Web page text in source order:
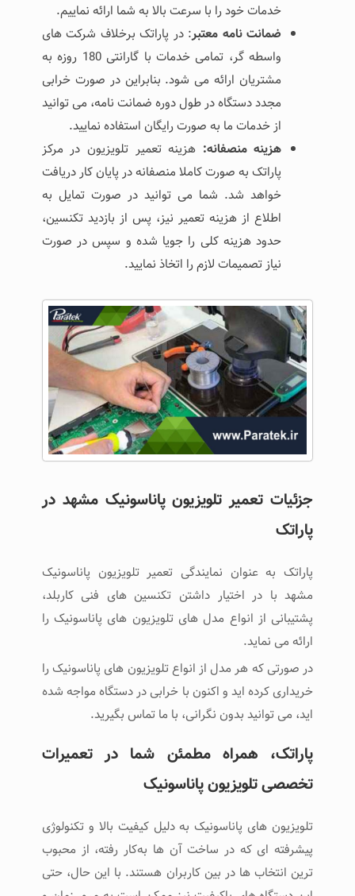
خدمات خود را با سرعت بالا به شما ارائه نماییم.
ضمانت نامه معتبر: در پاراتک برخلاف شرکت های
واسطه گر، تمامی خدمات با گارانتی 180 روزه به
مشتریان ارائه می شود. بنابراین در صورت خرابی
مجدد دستگاه در طول دوره ضمانت نامه، می توانید
از خدمات ما به صورت رایگان استفاده نمایید.
هزینه منصفانه: هزینه تعمیر تلویزیون در مرکز
پاراتک به صورت کاملا منصفانه در پایان کار دریافت
خواهد شد. شما می توانید در صورت تمایل به
اطلاع از هزینه تعمیر نیز، پس از بازدید تکنسین،
حدود هزینه کلی را جویا شده و سپس در صورت
نیاز تصمیمات لازم را اتخاذ نمایید.
جزئیات تعمیر تلویزیون پاناسونیک مشهد در
پاراتک
پاراتک به عنوان نمایندگی تعمیر تلویزیون پاناسونیک
مشهد با در اختیار داشتن تکنسین های فنی کاربلد،
پشتیبانی از انواع مدل های تلویزیون های پاناسونیک را
ارائه می نماید.
در صورتی که هر مدل از انواع تلویزیون های پاناسونیک را
خریداری کرده اید و اکنون با خرابی در دستگاه مواجه شده
اید، می توانید بدون نگرانی، با ما تماس بگیرید.
پاراتک، همراه مطمئن شما در تعمیرات
تخصصی تلویزیون پاناسونیک
تلویزیون ‌های پاناسونیک به دلیل کیفیت بالا و تکنولوژی
پیشرفته ‌ای که در ساخت آن‌ ها به‌کار رفته، از محبوب
‌ترین انتخاب ‌ها در بین کاربران هستند. با این حال، حتی